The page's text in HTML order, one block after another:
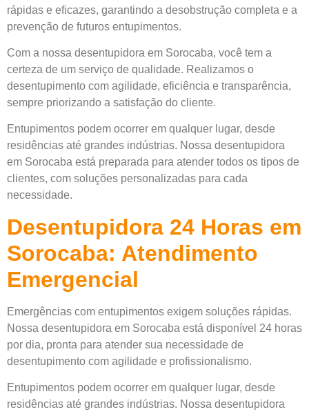
rápidas e eficazes, garantindo a desobstrução completa e a
prevenção de futuros entupimentos.
Com a nossa desentupidora em Sorocaba, você tem a
certeza de um serviço de qualidade. Realizamos o
desentupimento com agilidade, eficiência e transparência,
sempre priorizando a satisfação do cliente.
Entupimentos podem ocorrer em qualquer lugar, desde
residências até grandes indústrias. Nossa desentupidora
em Sorocaba está preparada para atender todos os tipos de
clientes, com soluções personalizadas para cada
necessidade.
Desentupidora 24 Horas em
Sorocaba: Atendimento
Emergencial
Emergências com entupimentos exigem soluções rápidas.
Nossa desentupidora em Sorocaba está disponível 24 horas
por dia, pronta para atender sua necessidade de
desentupimento com agilidade e profissionalismo.
Entupimentos podem ocorrer em qualquer lugar, desde
residências até grandes indústrias. Nossa desentupidora